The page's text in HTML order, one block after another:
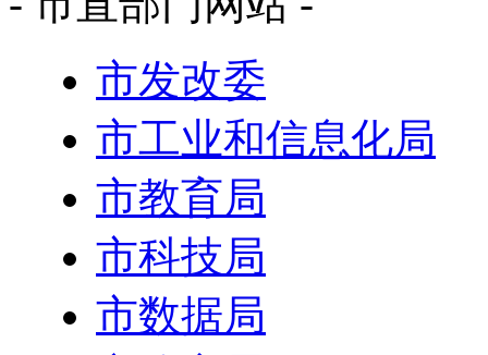
市发改委
市工业和信息化局
市教育局
市科技局
市数据局